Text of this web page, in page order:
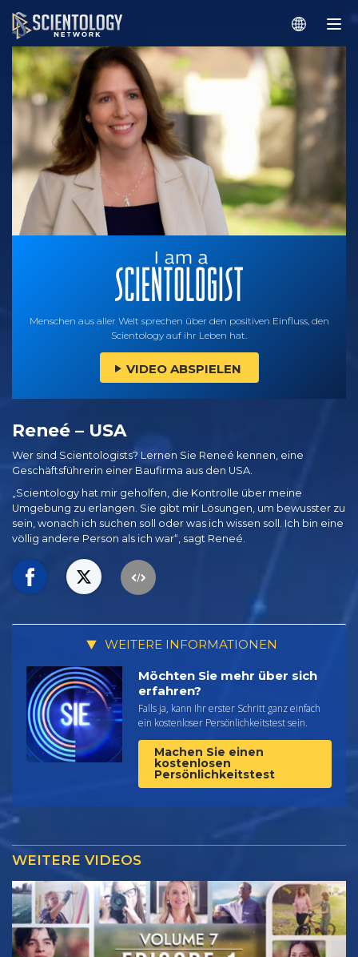
Menschen aus aller Welt sprechen über den positiven Einfluss, den
Scientology auf ihr Leben hat.
VIDEO ABSPIELEN
Reneé – USA
Wer sind Scientologists? Lernen Sie Reneé kennen, eine
Geschäftsführerin einer Baufirma aus den USA.
„Scientology hat mir geholfen, die Kontrolle über meine
Umgebung zu erlangen. Sie gibt mir Lösungen, um bewusster zu
sein, wonach ich suchen soll oder was ich wissen soll. Ich bin eine
völlig andere Person als ich war“, sagt Reneé.
WEITERE INFORMATIONEN
Möchten Sie mehr über sich
erfahren?
Falls ja, kann Ihr erster Schritt ganz einfach
ein kostenloser Persönlichkeitstest sein.
Machen Sie einen
kostenlosen
Persönlichkeitstest
WEITERE VIDEOS